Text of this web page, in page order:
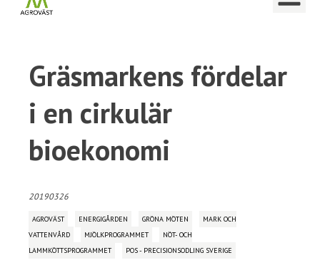
Gräsmarkens fördelar
i en cirkulär
bioekonomi
20190326
AGROVÄST ENERGIGÅRDEN GRÖNA MÖTEN
MARK OCH
VATTENVÅRD
MJÖLKPROGRAMMET
NÖT- OCH
LAMMKÖTTSPROGRAMMET
POS - PRECISIONSODLING SVERIGE